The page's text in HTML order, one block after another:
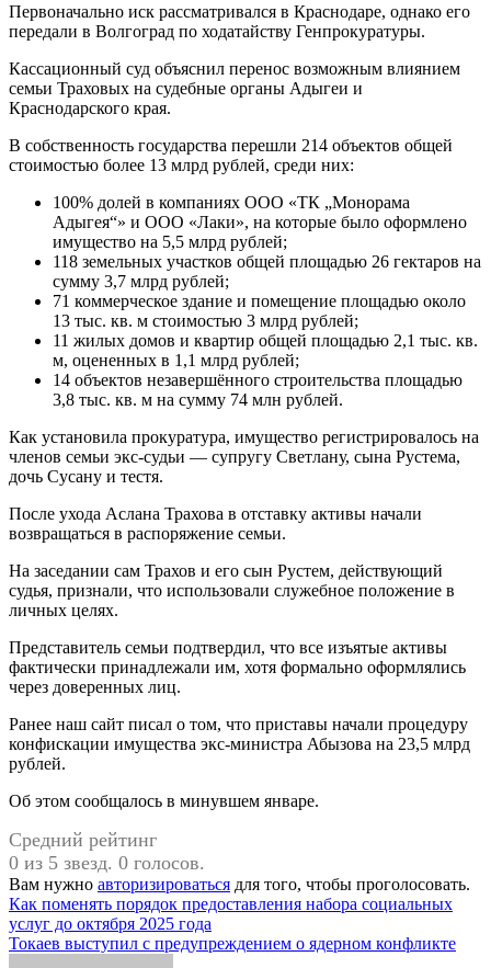
Первоначально иск рассматривался в Краснодаре, однако его
передали в Волгоград по ходатайству Генпрокуратуры.
Кассационный суд объяснил перенос возможным влиянием
семьи Траховых на судебные органы Адыгеи и
Краснодарского края.
В собственность государства перешли 214 объектов общей
стоимостью более 13 млрд рублей, среди них:
100% долей в компаниях ООО «ТК „Монорама
Адыгея“» и ООО «Лаки», на которые было оформлено
имущество на 5,5 млрд рублей;
118 земельных участков общей площадью 26 гектаров на
сумму 3,7 млрд рублей;
71 коммерческое здание и помещение площадью около
13 тыс. кв. м стоимостью 3 млрд рублей;
11 жилых домов и квартир общей площадью 2,1 тыс. кв.
м, оцененных в 1,1 млрд рублей;
14 объектов незавершённого строительства площадью
3,8 тыс. кв. м на сумму 74 млн рублей.
Как установила прокуратура, имущество регистрировалось на
членов семьи экс-судьи — супругу Светлану, сына Рустема,
дочь Сусану и тестя.
После ухода Аслана Трахова в отставку активы начали
возвращаться в распоряжение семьи.
На заседании сам Трахов и его сын Рустем, действующий
судья, признали, что использовали служебное положение в
личных целях.
Представитель семьи подтвердил, что все изъятые активы
фактически принадлежали им, хотя формально оформлялись
через доверенных лиц.
Ранее наш сайт писал о том, что приставы начали процедуру
конфискации имущества экс-министра Абызова на 23,5 млрд
рублей.
Об этом сообщалось в минувшем январе.
Средний рейтинг
0 из 5 звезд. 0 голосов.
Вам нужно авторизироваться для того, чтобы проголосовать.
Навигация
по
Как поменять порядок предоставления набора социальных
услуг до октября 2025 года
Токаев выступил с предупреждением о ядерном конфликте